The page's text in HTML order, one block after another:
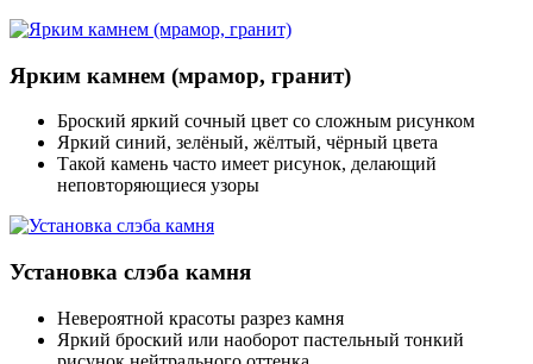
Ярким камнем (мрамор, гранит)
Броский яркий сочный цвет со сложным рисунком
Яркий синий, зелёный, жёлтый, чёрный цвета
Такой камень часто имеет рисунок, делающий
неповторяющиеся узоры
Установка слэба камня
Невероятной красоты разрез камня
Яркий броский или наоборот пастельный тонкий